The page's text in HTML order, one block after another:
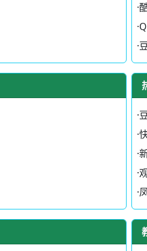
·
·
·
·
·
·
·
·